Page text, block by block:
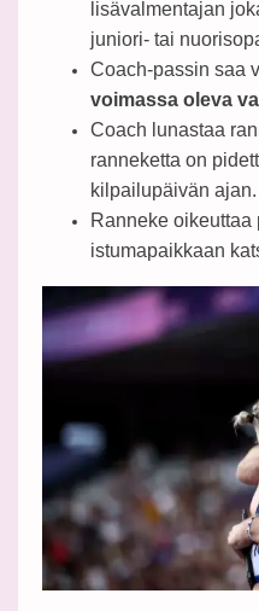
lisävalmentajan
juniori- tai
Coach-passin saa
voimassa oleva
Coach lunastaa
ranneketta on
kilpailupäivän ajan.
Ranneke
istumapaikkaan